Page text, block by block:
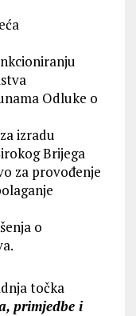
Odluke o
izradu
Brijega
za provođenje
o
točka
primjedbe i